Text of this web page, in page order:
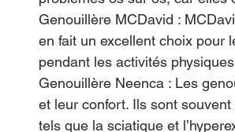
Genouillère MCDavid :
en fait un excellent choix pour
pendant les activités
Genouillère Neenca : Les
et leur confort. Ils sont
tels que la sciatique et